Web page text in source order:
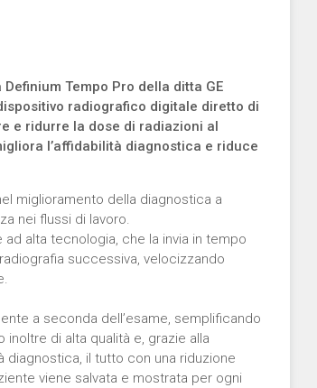
Tempo Pro della ditta GE
radiografico digitale diretto di
e ridurre la dose di radiazioni al
l’affidabilità diagnostica e riduce
miglioramento della diagnostica a
nei flussi di lavoro.
alta tecnologia, che la invia in tempo
successiva, velocizzando
a seconda dell’esame, semplificando
di alta qualità e, grazie alla
diagnostica, il tutto con una riduzione
viene salvata e mostrata per ogni